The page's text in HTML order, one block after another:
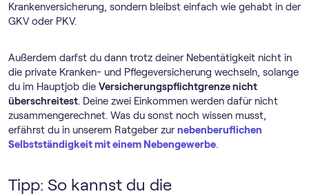
Krankenversicherung, sondern bleibst einfach wie gehabt in der
GKV oder PKV.
Außerdem darfst du dann trotz deiner Nebentätigkeit nicht in
die private Kranken- und Pflegeversicherung wechseln, solange
du im Hauptjob die Versicherungspflichtgrenze nicht
überschreitest. Deine zwei Einkommen werden dafür nicht
zusammengerechnet. Was du sonst noch wissen musst,
erfährst du in unserem Ratgeber zurnebenberuflichen
Selbstständigkeit mit einem Nebengewerbe.
Tipp: So kannst du die